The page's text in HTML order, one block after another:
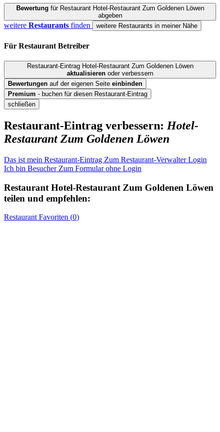
Bewertung für Restaurant Hotel-Restaurant Zum Goldenen Löwen
abgeben
weitere Restaurants finden weitere Restaurants in meiner Nähe
Für Restaurant Betreiber
Restaurant-Eintrag Hotel-Restaurant Zum Goldenen Löwen
aktualisieren oder verbessern
Bewertungen auf der eigenen Seite einbinden
Premium - buchen für diesen Restaurant-Eintrag
schließen
Restaurant-Eintrag verbessern: Hotel-
Restaurant Zum Goldenen Löwen
Das ist mein Restaurant-Eintrag Zum Restaurant-Verwalter Login
Ich bin Besucher Zum Formular ohne Login
Restaurant Hotel-Restaurant Zum Goldenen Löwen
teilen und empfehlen:
Restaurant Favoriten (0)